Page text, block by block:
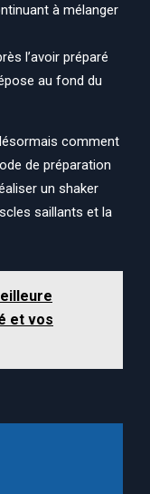
à mélanger
l’avoir préparé
au fond du
comment
de préparation
un shaker
saillants et la
et vos